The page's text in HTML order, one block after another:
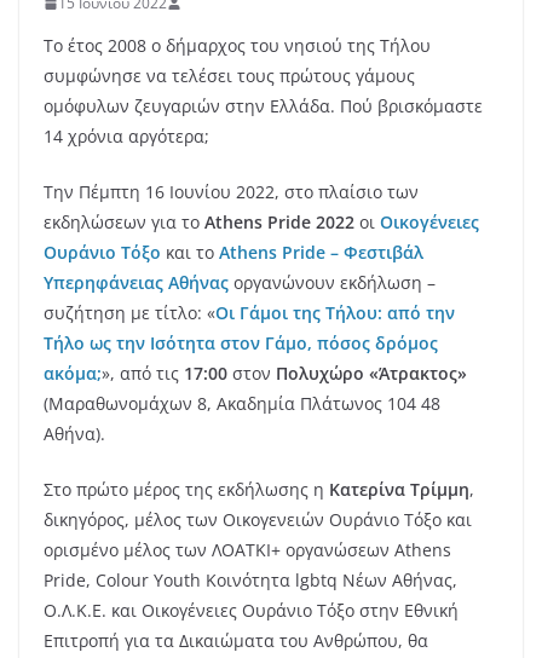
Το έτος 2008 ο δήμαρχος του νησιού της Τήλου
συμφώνησε να τελέσει τους πρώτους γάμους
ομόφυλων ζευγαριών στην Ελλάδα. Πού βρισκόμαστε
14 χρόνια αργότερα;
Την Πέμπτη 16 Ιουνίου 2022, στο πλαίσιο των
εκδηλώσεων για το Athens Pride 2022 οι Οικογένειες
Ουράνιο Τόξο και το Athens Pride – Φεστιβάλ
Υπερηφάνειας Αθήνας οργανώνουν εκδήλωση –
συζήτηση με τίτλο: «Οι Γάμοι της Τήλου: από την
Τήλο ως την Ισότητα στον Γάμο, πόσος δρόμος
ακόμα;», από τις 17:00 στον Πολυχώρο «Άτρακτος»
(Μαραθωνομάχων 8, Ακαδημία Πλάτωνος 104 48
Αθήνα).
Στο πρώτο μέρος της εκδήλωσης η Κατερίνα Τρίμμη,
δικηγόρος, μέλος των Οικογενειών Ουράνιο Τόξο και
ορισμένο μέλος των ΛΟΑΤΚΙ+ οργανώσεων Athens
Pride, Colour Youth Κοινότητα lgbtq Νέων Αθήνας,
Ο.Λ.Κ.Ε. και Οικογένειες Ουράνιο Τόξο στην Εθνική
Επιτροπή για τα Δικαιώματα του Ανθρώπου, θα